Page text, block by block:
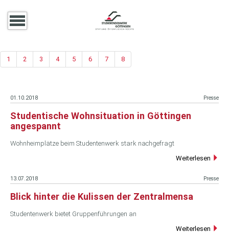
1 2 3 4 5 6 7 8
01.10.2018 Presse
Studentische Wohnsituation in Göttingen
angespannt
Wohnheimplätze beim Studentenwerk stark nachgefragt
Weiterlesen
13.07.2018 Presse
Blick hinter die Kulissen der Zentralmensa
Studentenwerk bietet Gruppenführungen an
Weiterlesen